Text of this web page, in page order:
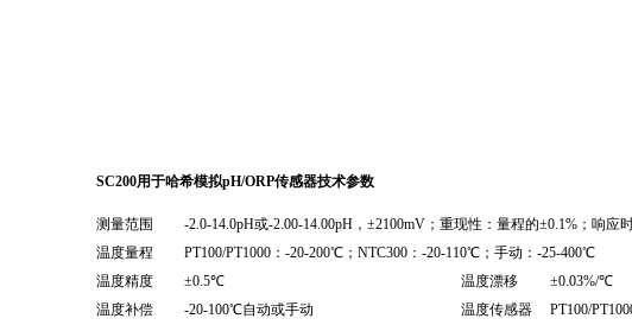
SC200用于哈希模拟pH/ORP传感器技术参数
测量范围 -2.0-14.0pH或-2.00-14.00pH，±2100mV；重现性：量程的±0.1%；响应
温度量程
PT100/PT1000 ：-20-200℃；NTC300：-20-110℃；手动：-25-400℃
温度精度
±0.5℃ 温度漂移
±0.03%/℃
温度补偿
-20-100℃自动或手动 温度传感器
PT100/